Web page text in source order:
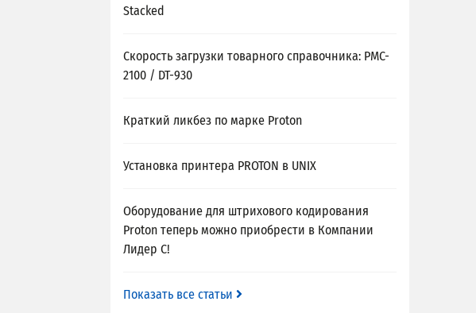
Stacked
Скорость загрузки товарного справочника: PMC-
2100 / DT-930
Краткий ликбез по марке Proton
Установка принтера PROTON в UNIX
Оборудование для штрихового кодирования
Proton теперь можно приобрести в Компании
Лидер С!
Показать все статьи